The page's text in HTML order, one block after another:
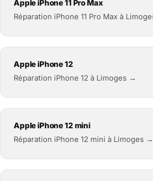
Apple iPhone 11 Pro Max
Réparation iPhone 11 Pro Max à
Apple iPhone 12
Réparation iPhone 12 à Limoges →
Apple iPhone 12 mini
Réparation iPhone 12 mini à Limoges →